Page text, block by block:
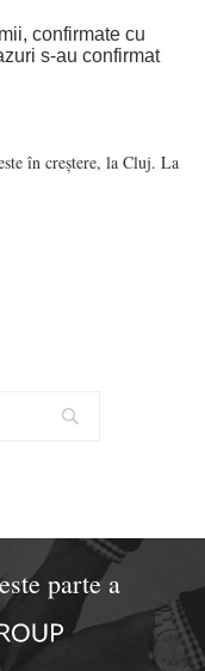
confirmate cu
s-au confirmat
în creștere, la Cluj. La
este parte a